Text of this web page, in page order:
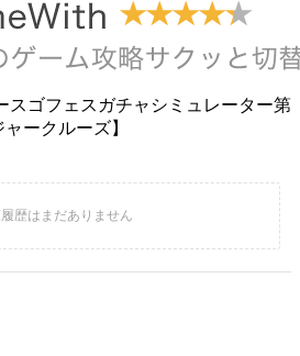
スゴフェスガチャシミュレーター第
ークルーズ】